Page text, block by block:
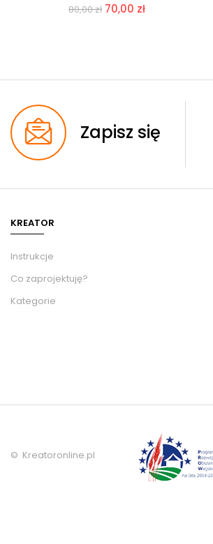
80,00zł 70,00 zł
Zapisz się
KREATOR
Instrukcje
Co zaprojektuję?
Kategorie
© Kreatoronline.pl